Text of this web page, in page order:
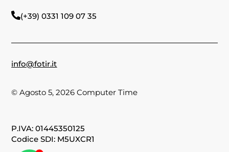
(+39) 0331 109 07 35
info@fotir.it
© Agosto 5, 2026 Computer Time
P.IVA: 01445350125
Codice SDI: M5UXCR1